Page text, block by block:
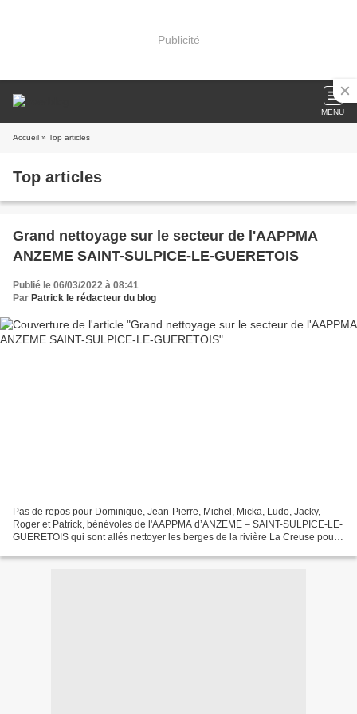
Publicité
MENU
Accueil » Top articles
Top articles
Grand nettoyage sur le secteur de l'AAPPMA
ANZEME SAINT-SULPICE-LE-GUERETOIS
Publié le 06/03/2022 à 08:41
Par Patrick le rédacteur du blog
Pas de repos pour Dominique, Jean-Pierre, Michel, Micka, Ludo, Jacky,
Roger et Patrick, bénévoles de l'AAPPMA d’ANZEME – SAINT-SULPICE-LE-
GUERETOIS qui sont allés nettoyer les berges de la rivière La Creuse pour